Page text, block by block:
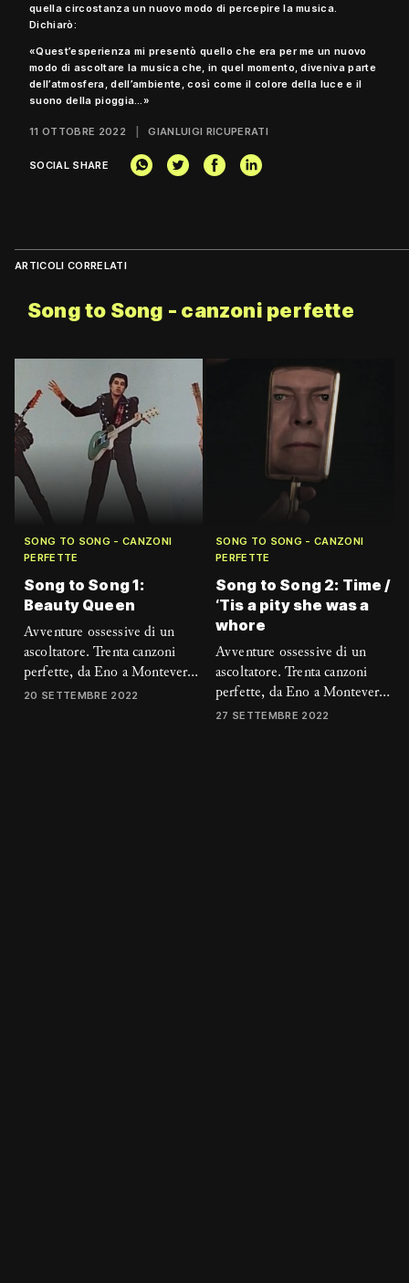
quella circostanza un nuovo modo di percepire la musica.
Dichiarò:
«Quest’esperienza mi presentò quello che era per me un nuovo
modo di ascoltare la musica che, in quel momento, diveniva parte
dell’atmosfera, dell’ambiente, così come il colore della luce e il
suono della pioggia…»
11 OTTOBRE 2022 GIANLUIGI RICUPERATI
SOCIAL SHARE
ARTICOLI CORRELATI
Song to Song - canzoni perfette
SONG TO SONG - CANZONI
PERFETTE
Song to Song 1:
Beauty Queen
Avventure ossessive di un
ascoltatore. Trenta canzoni
perfette, da Eno a Monteverdi,
raccontate a cavallo tra musica
20 SETTEMBRE 2022
SONG TO SONG - CANZONI
PERFETTE
Song to Song 2: Time /
‘Tis a pity she was a
whore
Avventure ossessive di un
ascoltatore. Trenta canzoni
perfette, da Eno a Monteverdi,
raccontate a cavallo tra musica
27 SETTEMBRE 2022